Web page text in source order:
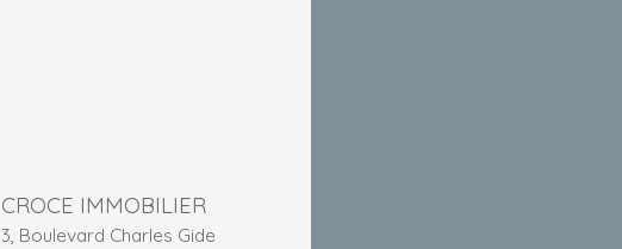
CROCE IMMOBILIER
3, Boulevard Charles Gide